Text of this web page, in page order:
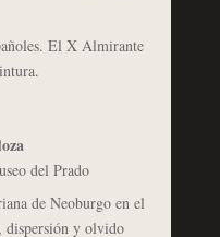
El X Almirante
del Prado
de Neoburgo en el
dispersión y olvido